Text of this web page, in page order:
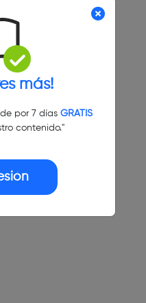
más!
por 7 días GRATIS
contenido."